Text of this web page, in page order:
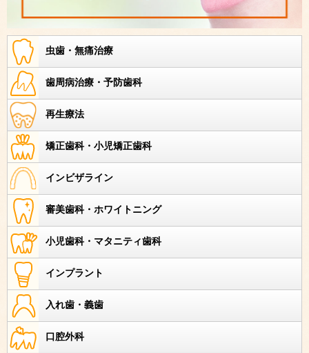
虫歯・無痛治療
歯周病治療・予防歯科
再生療法
矯正歯科・小児矯正歯科
インビザライン
審美歯科・ホワイトニング
小児歯科・マタニティ歯科
インプラント
入れ歯・義歯
口腔外科